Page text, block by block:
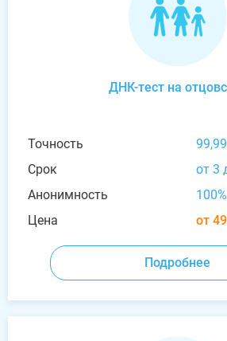
ДНК-тест на
Точность
Срок
от 3
Анонимность
100%
Цена
от
Подробнее